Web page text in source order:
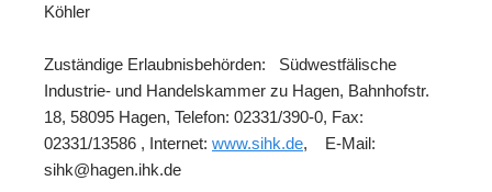
Köhler
Zuständige Erlaubnisbehörden: Südwestfälische
Industrie- und Handelskammer zu Hagen, Bahnhofstr.
18, 58095 Hagen, Telefon: 02331/390-0, Fax:
02331/13586 , Internet: www.sihk.de, E-Mail:
sihk@hagen.ihk.de